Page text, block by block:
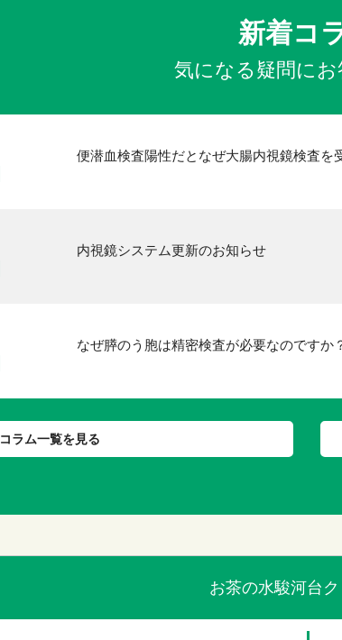
新着コ
気になる疑問に
便潜血検査陽性だとなぜ大腸内視鏡検査
内視鏡システム更新のお知らせ
なぜ膵のう胞は精密検査が必要なのですか
コラム一覧を見る
お茶の水駿河台